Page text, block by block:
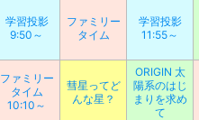
学習投影
9:50～
ファミリー
タイム
学習投影
11:55～
ファミリー
タイム
10:10～
彗星ってど
んな星？
ORIGIN 太
陽系のはじ
まりを求め
て